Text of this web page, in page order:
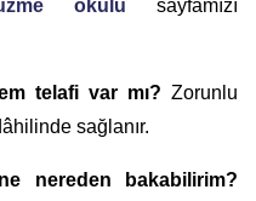
okulu sayfamızı
telafi var mı? Zorunlu
sağlanır.
nereden bakabilirim?